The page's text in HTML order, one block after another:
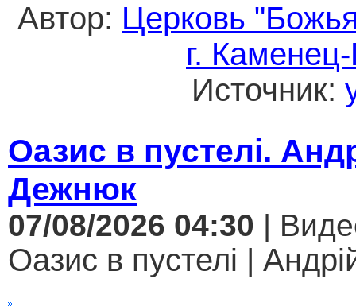
Автор: Церковь
г.
Источник:
Оазис в пустелі.
Дежнюк
07/08/2026 04:30 |
Оазис в пустелі |